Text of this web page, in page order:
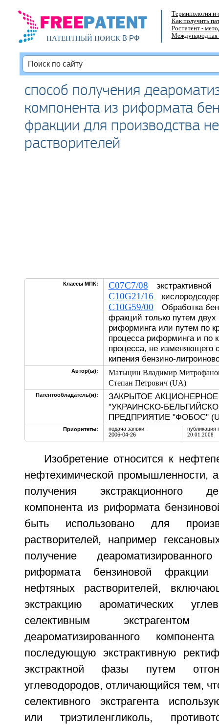
ПАТЕНТНЫЙ ПОИСКВ РФ
Терминология и
Как получить
Роспатент -
Международная
способ получения
компонента из риформата
фракции для производства
растворителей
Классы МПК: C07C7/08
C10G21/16
C10G59/00 Обработка
фракций только путем
риформинга или путем по
процесса риформинга и по
процесса, не изменяющего
кипения бензино-
Автор(ы):
Матыцин Владимир
Степан Петрович (UA)
Патентообладатель(и):
ЗАКРЫТОЕ
"УКРАИНСКО-
ПРЕДПРИЯТИЕ "ФОБОС"
Приоритеты:
подача заявки:
2006-04-26
публикация
20.01.2008
Изобретение относится к
нефтехимической промышленности,
получения экстракционного
компонента из риформата
быть использовано для
растворителей, например
получение
риформата бензиновой фракции
нефтяных растворителей,
экстракцию ароматических
селективным
деароматизированного
последующую экстрактивную
экстрактной фазы путем
углеводородов, отличающийся тем,
селективного экстрагента
или триэтиленгликоль,